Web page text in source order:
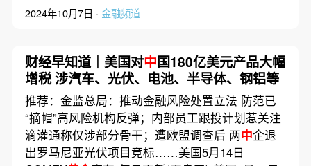
2024年10月7日 · 金融频道
财经早知道｜美国对中国180亿美元产品大幅
增税 涉汽车、光伏、电池、半导体、钢铝等
推荐：金监总局：推动金融风险处置立法 防范已
“摘帽”高风险机构反弹；内部员工跟投计划惹关注
滴灌通称仅涉部分骨干；遭欧盟调查后 两中企退
出罗马尼亚光伏项目竞标……美国5月14日